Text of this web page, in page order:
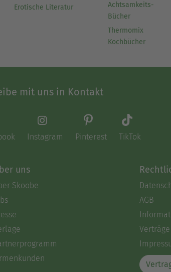
Erotische Literatur
Achtsamkeits-
Bücher
Thermomix
Kochbücher
mit uns in Kontakt
Instagram Pinterest TikTok
uns
Skoobe
AGB